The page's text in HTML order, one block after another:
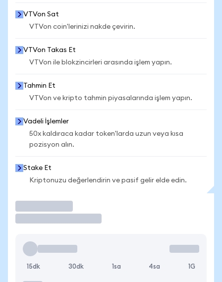
VTVon Sat
VTVon coin'lerinizi nakde çevirin.
VTVon Takas Et
VTVon ile blokzincirleri arasında işlem yapın.
Tahmin Et
VTVon ve kripto tahmin piyasalarında işlem yapın.
Vadeli İşlemler
50x kaldıraca kadar token'larda uzun veya kısa
pozisyon alın.
Stake Et
Kriptonuzu değerlendirin ve pasif gelir elde edin.
15dk 30dk 1sa 4sa 1G